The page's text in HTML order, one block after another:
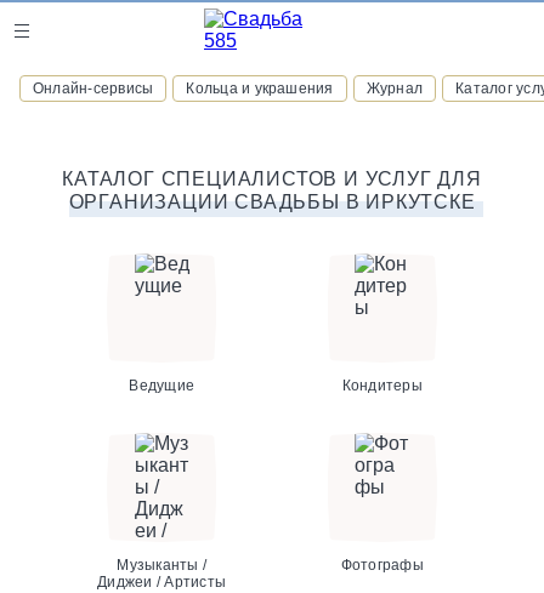
Онлайн-сервисы Кольца и украшения Журнал Каталог
ВСТУПАЙТЕ В КЛУБ ПРИВИЛЕГИЙ
присоединяйтесь к закрытому сообществу и получайте
скидки и бонусы за участие
КАТАЛОГ СПЕЦИАЛИСТОВ И УСЛУГ ДЛЯ
ОРГАНИЗАЦИИ СВАДЬБЫ В ИРКУТСКЕ
Ведущие Кондитеры
Музыканты /
Диджеи / Артисты
Фотографы